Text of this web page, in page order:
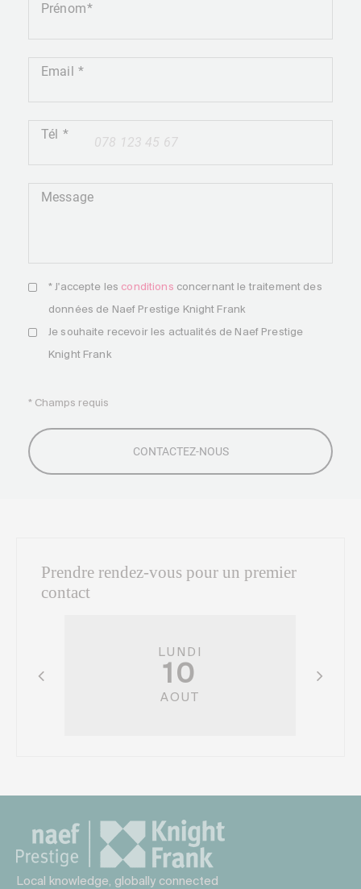
Prénom
Email
+41
Tél
Message
* J'accepte les conditions concernant le traitement des
données de Naef Prestige Knight Frank
Je souhaite recevoir les actualités de Naef Prestige
Knight Frank
* Champs requis
Prendre rendez-vous pour un premier
contact
LUNDI
10
AOUT
Local knowledge, globally connected